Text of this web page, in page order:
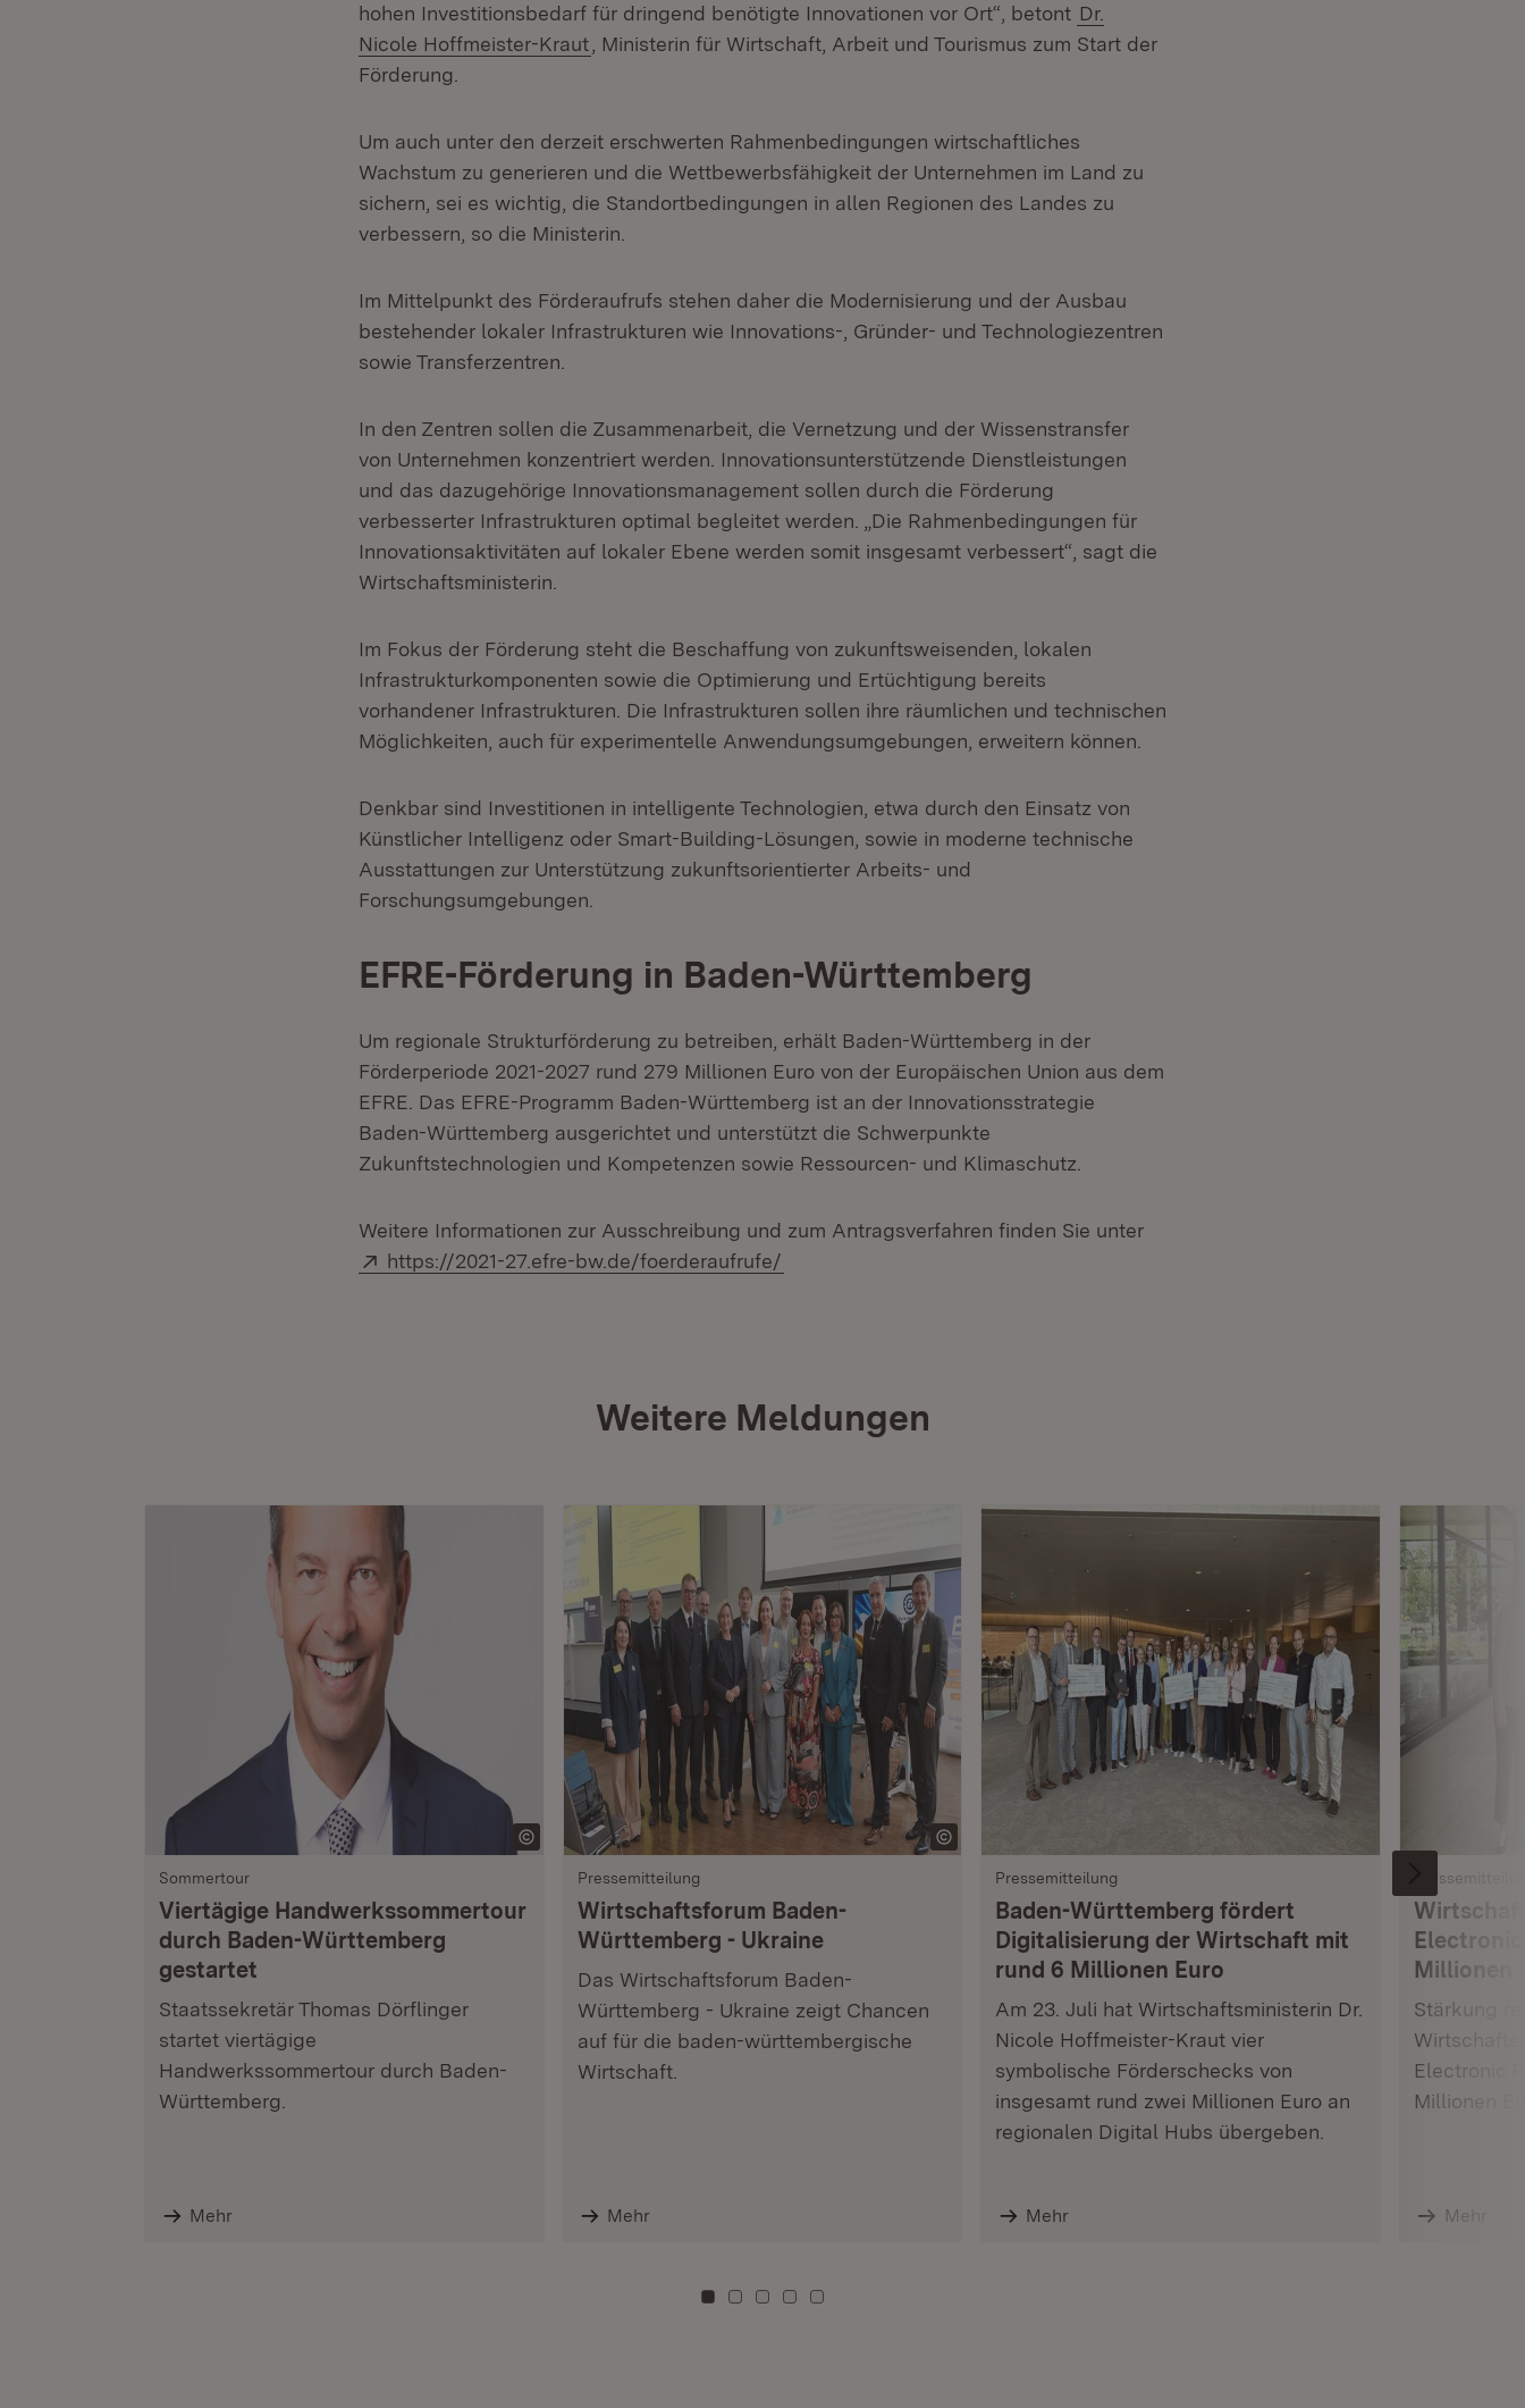
hohen Investitionsbedarf für dringend benötigte Innovationen vor Ort“, betont Dr.
Nicole Hoffmeister-Kraut , Ministerin für Wirtschaft, Arbeit und Tourismus zum Start der
Förderung.
Um auch unter den derzeit erschwerten Rahmenbedingungen wirtschaftliches
Wachstum zu generieren und die Wettbewerbsfähigkeit der Unternehmen im Land zu
sichern, sei es wichtig, die Standortbedingungen in allen Regionen des Landes zu
verbessern, so die Ministerin.
Im Mittelpunkt des Förderaufrufs stehen daher die Modernisierung und der Ausbau
bestehender lokaler Infrastrukturen wie Innovations-, Gründer- und Technologiezentren
sowie Transferzentren.
In den Zentren sollen die Zusammenarbeit, die Vernetzung und der Wissenstransfer
von Unternehmen konzentriert werden. Innovationsunterstützende Dienstleistungen
und das dazugehörige Innovationsmanagement sollen durch die Förderung
verbesserter Infrastrukturen optimal begleitet werden. „Die Rahmenbedingungen für
Innovationsaktivitäten auf lokaler Ebene werden somit insgesamt verbessert“, sagt die
Wirtschaftsministerin.
Im Fokus der Förderung steht die Beschaffung von zukunftsweisenden, lokalen
Infrastrukturkomponenten sowie die Optimierung und Ertüchtigung bereits
vorhandener Infrastrukturen. Die Infrastrukturen sollen ihre räumlichen und technischen
Möglichkeiten, auch für experimentelle Anwendungsumgebungen, erweitern können.
Denkbar sind Investitionen in intelligente Technologien, etwa durch den Einsatz von
Künstlicher Intelligenz oder Smart-Building-Lösungen, sowie in moderne technische
Ausstattungen zur Unterstützung zukunftsorientierter Arbeits- und
Forschungsumgebungen.
EFRE-Förderung in Baden-Württemberg
Um regionale Strukturförderung zu betreiben, erhält Baden-Württemberg in der
Förderperiode 2021-2027 rund 279 Millionen Euro von der Europäischen Union aus dem
EFRE. Das EFRE-Programm Baden-Württemberg ist an der Innovationsstrategie
Baden-Württemberg ausgerichtet und unterstützt die Schwerpunkte
Zukunftstechnologien und Kompetenzen sowie Ressourcen- und Klimaschutz.
Weitere Informationen zur Ausschreibung und zum Antragsverfahren finden Sie unter
Extern:
https://2021-27.efre-bw.de/foerderaufrufe/
Weitere Meldungen
Sommertour
Viertägige Handwerkssommertour
durch Baden-Württemberg
gestartet
Staatssekretär Thomas Dörflinger
startet viertägige
Handwerkssommertour durch Baden-
Württemberg.
Mehr
Pressemitteilung
Wirtschaftsforum Baden-
Württemberg - Ukraine
Das Wirtschaftsforum Baden-
Württemberg - Ukraine zeigt Chancen
auf für die baden-württembergische
Wirtschaft.
Mehr
Pressemitteilung
Baden-Württemberg fördert
Digitalisierung der Wirtschaft mit
rund 6 Millionen Euro
Am 23. Juli hat Wirtschaftsministerin Dr.
Nicole Hoffmeister-Kraut vier
symbolische Förderschecks von
insgesamt rund zwei Millionen Euro an
regionalen Digital Hubs übergeben.
Mehr
Millionen
Stärkung
Electronic
Millionen
Mehr
Zu Kachel: 0
Zu Kachel: 3
Zu Kachel: 6
Zu Kachel: 9
Zu Kachel: 12